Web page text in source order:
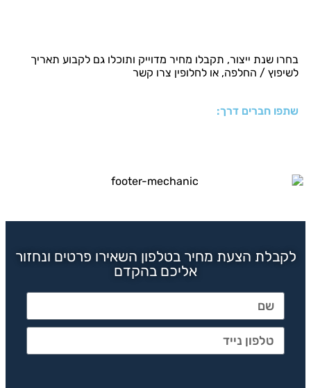
בחרו שנת ייצור, תקבלו מחיר מדוייק ותוכלו גם לקבוע תאריך
לשיפוץ / החלפה, או לחלופין צרו קשר
שתפו חברים דרך:
לקבלת הצעת מחיר בטלפון השאירו פרטים ונחזור
אליכם בהקדם